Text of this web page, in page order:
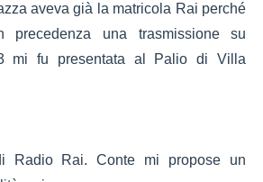
aveva già la matricola Rai perché
precedenza una trasmissione su
mi fu presentata al Palio di Villa
Radio Rai. Conte mi propose un